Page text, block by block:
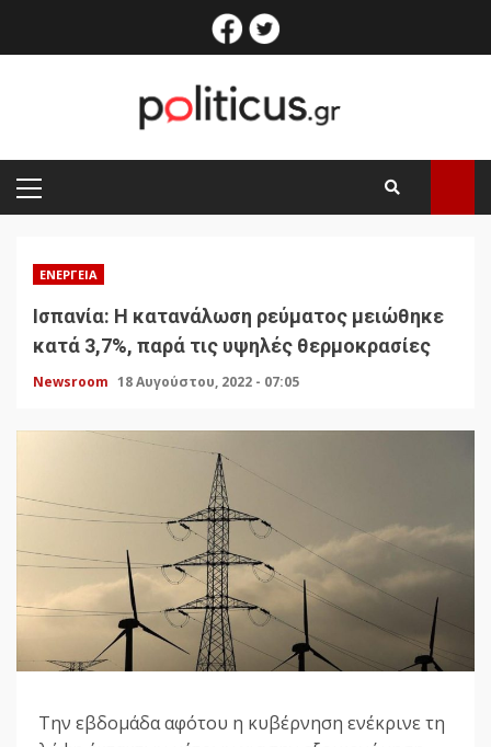
facebook
PRIMARY
MENU
ΕΝΈΡΓΕΙΑ
Ισπανία: Η κατανάλωση ρεύματος μειώθηκε
κατά 3,7%, παρά τις υψηλές θερμοκρασίες
Newsroom 18 Αυγούστου, 2022 - 07:05
Την εβδομάδα αφότου η κυβέρνηση ενέκρινε τη